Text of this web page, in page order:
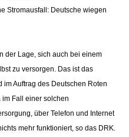
Stromausfall: Deutsche wiegen
der Lage, sich auch bei einem
zu versorgen. Das ist das
im Auftrag des Deutschen Roten
im Fall einer solchen
über Telefon und Internet
mehr funktioniert, so das DRK.